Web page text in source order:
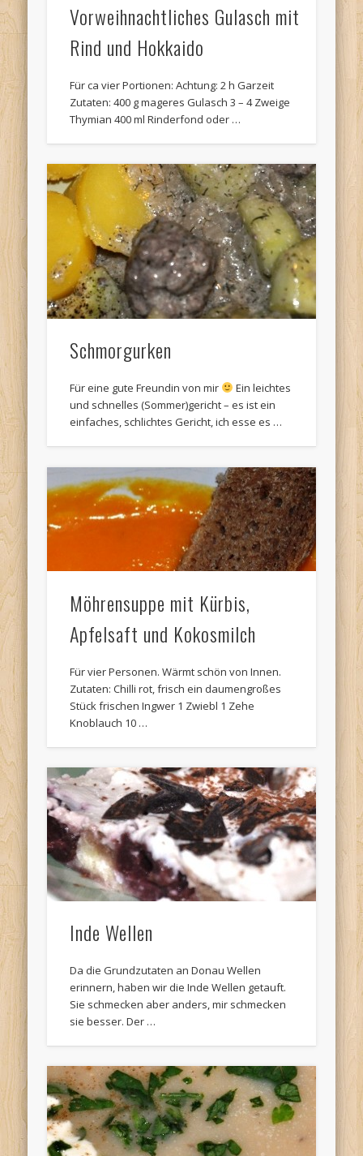
Vorweihnachtliches Gulasch mit
Rind und Hokkaido
Für ca vier Portionen: Achtung: 2 h Garzeit
Zutaten: 400 g mageres Gulasch 3 – 4 Zweige
Thymian 400 ml Rinderfond oder …
Schmorgurken
Für eine gute Freundin von mir
Ein leichtes
und schnelles (Sommer)gericht – es ist ein
einfaches, schlichtes Gericht, ich esse es …
Möhrensuppe mit Kürbis,
Apfelsaft und Kokosmilch
Für vier Personen. Wärmt schön von Innen.
Zutaten: Chilli rot, frisch ein daumengroßes
Stück frischen Ingwer 1 Zwiebl 1 Zehe
Knoblauch 10 …
Inde Wellen
Da die Grundzutaten an Donau Wellen
erinnern, haben wir die Inde Wellen getauft.
Sie schmecken aber anders, mir schmecken
sie besser. Der …